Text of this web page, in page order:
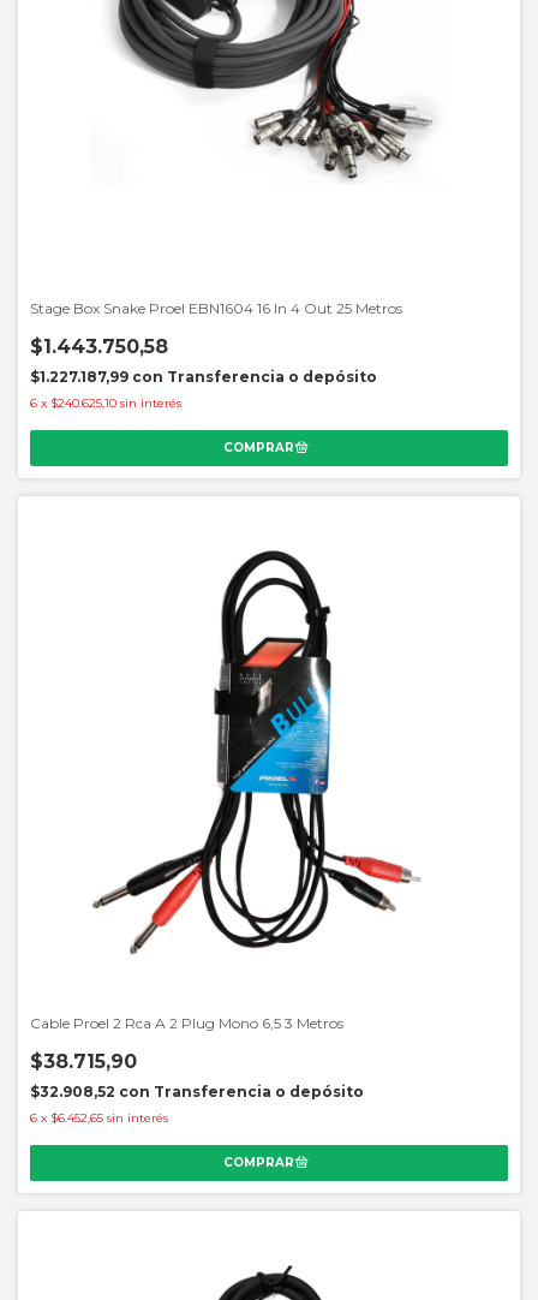
Stage Box Snake Proel EBN1604 16 In 4 Out 25 Metros
$1.443.750,58
$1.227.187,99 con Transferencia o depósito
6 x $240.625,10 sin interés
Cable Proel 2 Rca A 2 Plug Mono 6,5 3 Metros
$38.715,90
$32.908,52 con Transferencia o depósito
6 x $6.452,65 sin interés